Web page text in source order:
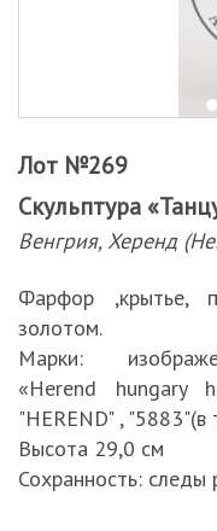
Лот №269
Скульптура
Венгрия, Херенд
Фарфор ,крытье,
золотом.
Марки:
«Herend hungary
"HEREND" , "5883"(в
Высота 29,0 см
Сохранность: следы